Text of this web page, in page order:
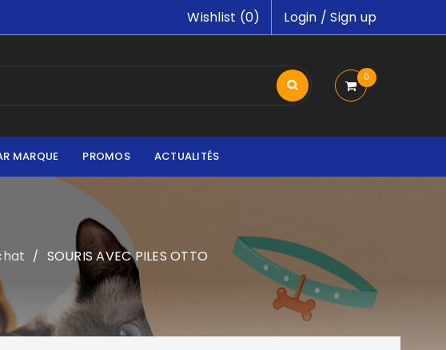
Login /Sign up
Wishlist (0)
0
MARQUE PROMOS ACTUALITÉS
/ SOURIS AVEC PILES OTTO